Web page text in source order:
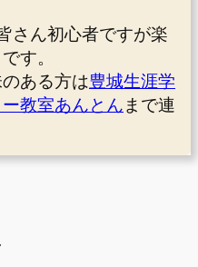
さん初心者ですが楽
す。
ある方は豊城生涯学
教室あんとん まで連